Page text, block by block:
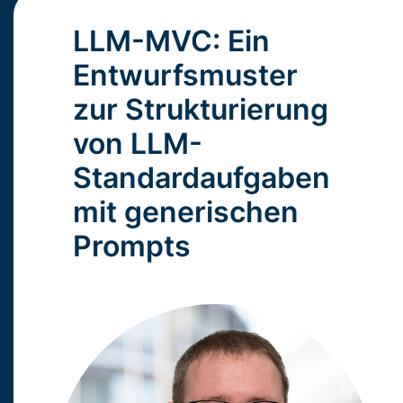
LLM-MVC: Ein
Entwurfsmuster
zur Strukturierung
von LLM-
Standardaufgaben
mit generischen
Prompts